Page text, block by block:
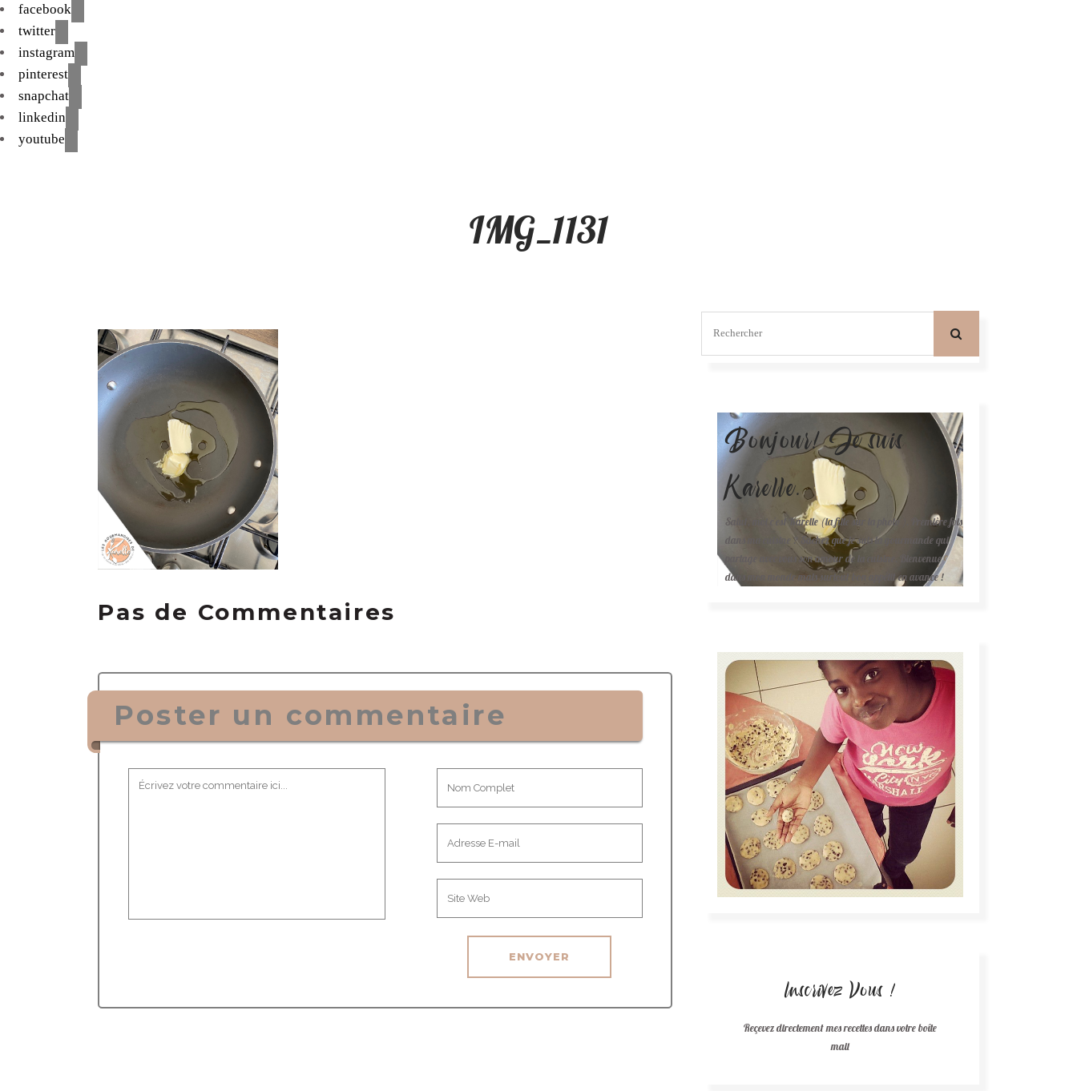
facebook
twitter
instagram
pinterest
snapchat
linkedin
youtube
IMG_1131
Pas de Commentaires
Poster un commentaire
Bonjour! Je suis
Karelle.
Salut, moi c'est Karelle (la fille sur la photo ). Première fois
dans ma cuisine ? Sachez que je suis la gourmande qui
partage avec vous son amour de la cuisine. Bienvenue
dans mon monde mais surtout bon appétit en avance !
Inscrivez Vous !
Reçevez directement mes recettes dans votre boîte
mail